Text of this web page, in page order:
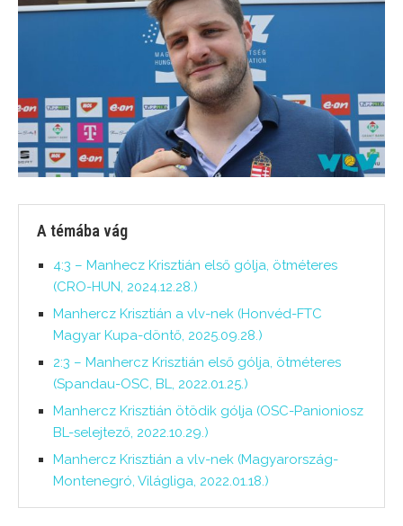
A témába vág
4:3 – Manhecz Krisztián első gólja, ötméteres
(CRO-HUN, 2024.12.28.)
Manhercz Krisztián a vlv-nek (Honvéd-FTC
Magyar Kupa-döntő, 2025.09.28.)
2:3 – Manhercz Krisztián első gólja, ötméteres
(Spandau-OSC, BL, 2022.01.25.)
Manhercz Krisztián ötödik gólja (OSC-Panioniosz
BL-selejtező, 2022.10.29.)
Manhercz Krisztián a vlv-nek (Magyarország-
Montenegró, Világliga, 2022.01.18.)